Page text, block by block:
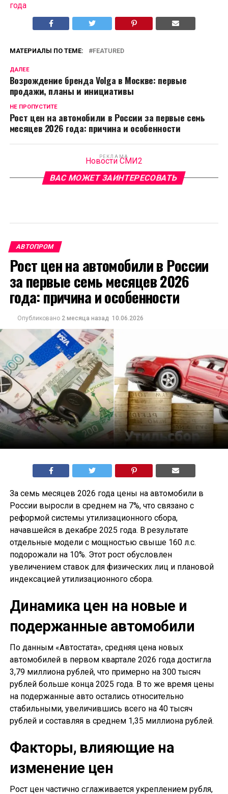
года
МАТЕРИАЛЫ ПО ТЕМЕ: FEATURED
ДАЛЕЕ
Возрождение бренда Volga в Москве: первые
продажи, планы и инициативы
НЕ ПРОПУСТИТЕ
Рост цен на автомобили в России за первые семь
месяцев 2026 года: причина и особенности
РЕКЛАМА
Новости СМИ2
ВАС МОЖЕТ ЗАИНТЕРЕСОВАТЬ
АВТОПРОМ
Рост цен на автомобили в России
за первые семь месяцев 2026
года: причина и особенности
Опубликовано 2 месяца назад 10.06.2026
За семь месяцев 2026 года цены на автомобили в
России выросли в среднем на 7%, что связано с
реформой системы утилизационного сбора,
начавшейся в декабре 2025 года. В результате
отдельные модели с мощностью свыше 160 л.с.
подорожали на 10%. Этот рост обусловлен
увеличением ставок для физических лиц и плановой
индексацией утилизационного сбора.
Динамика цен на новые и
подержанные автомобили
По данным «Автостата», средняя цена новых
автомобилей в первом квартале 2026 года достигла
3,79 миллиона рублей, что примерно на 300 тысяч
рублей больше конца 2025 года. В то же время цены
на подержанные авто остались относительно
стабильными, увеличившись всего на 40 тысяч
рублей и составляя в среднем 1,35 миллиона рублей.
Факторы, влияющие на
изменение цен
Рост цен частично сглаживается укреплением рубля,